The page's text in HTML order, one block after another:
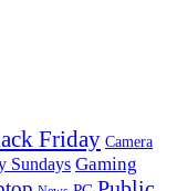
Friday Camera
Sundays Gaming